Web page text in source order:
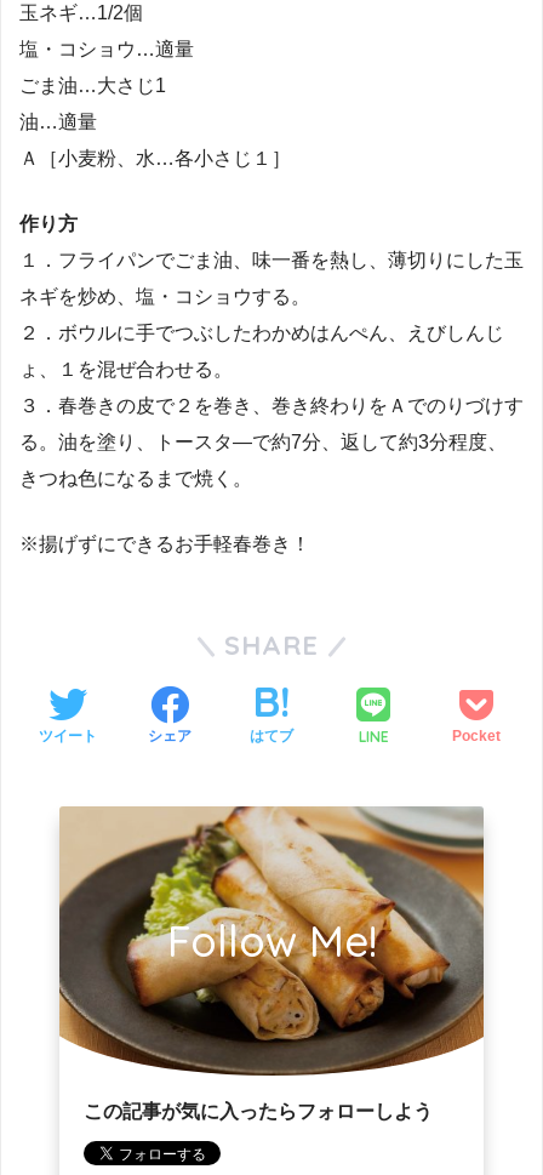
玉ネギ…1/2個
塩・コショウ…適量
ごま油…大さじ1
油…適量
Ａ［小麦粉、水…各小さじ１］
作り方
１．フライパンでごま油、味一番を熱し、薄切りにした玉
ネギを炒め、塩・コショウする。
２．ボウルに手でつぶしたわかめはんぺん、えびしんじ
ょ、１を混ぜ合わせる。
３．春巻きの皮で２を巻き、巻き終わりをＡでのりづけす
る。油を塗り、トースタ―で約7分、返して約3分程度、
きつね色になるまで焼く。
※揚げずにできるお手軽春巻き！
SHARE
ツイート シェア はてブ LINE Pocket
Follow Me!
この記事が気に入ったらフォローしよう